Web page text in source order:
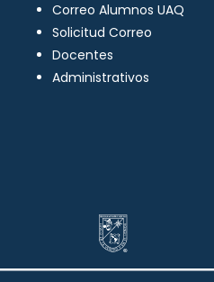
Correo Alumnos UAQ
Solicitud Correo
Docentes
Administrativos